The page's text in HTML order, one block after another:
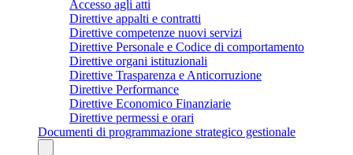
Accesso agli atti
Direttive appalti e contratti
Direttive competenze nuovi servizi
Direttive Personale e Codice di comportamento
Direttive organi istituzionali
Direttive Trasparenza e Anticorruzione
Direttive Performance
Direttive Economico Finanziarie
Direttive permessi e orari
Documenti di programmazione strategico gestionale